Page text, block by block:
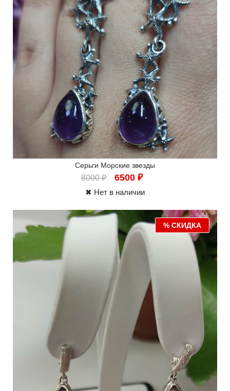
Серьги Морские звезды
8000₽ 6500 ₽
✖ Нет в наличии
% СКИДКА